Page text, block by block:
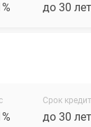
до 30 лет
Срок
до 30 лет